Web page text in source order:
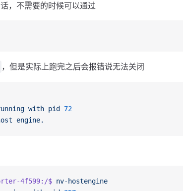
，不需要的时候可以通过
，但是实际上跑完之后会报错说无法关闭
with pid
72
engine.
4f599:/$ nv-hostengine